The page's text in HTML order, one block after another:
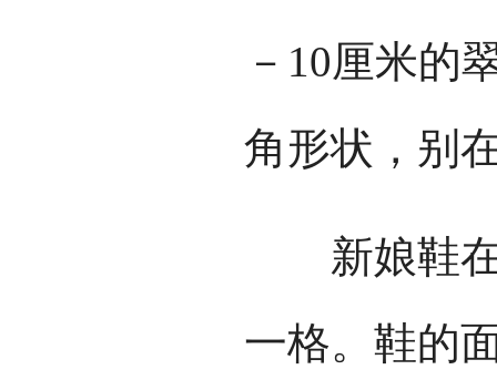
－10厘米的
角形状，别
新娘鞋在
一格。鞋的